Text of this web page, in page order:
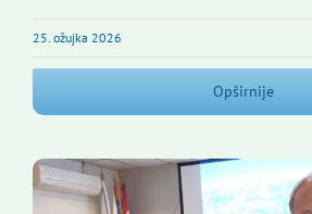
25. ožujka 2026
Opširnije